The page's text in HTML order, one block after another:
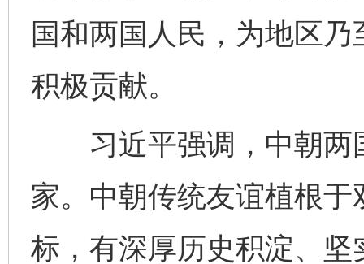
国和两国人民，为地区
积极贡献。
习近平强调，中朝两
家。中朝传统友谊植根
标，有深厚历史积淀、